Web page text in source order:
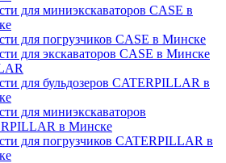
для миниэкскаваторов CASE в
для погрузчиков CASE в Минске
для экскаваторов CASE в Минске
для бульдозеров CATERPILLAR в
для миниэкскаваторов
в Минске
для погрузчиков CATERPILLAR в